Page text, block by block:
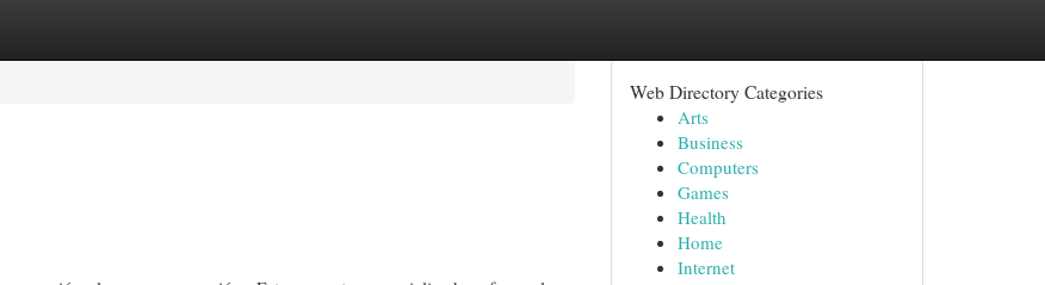
Web Directory Categories
Arts
Business
Computers
Games
Health
Home
Internet